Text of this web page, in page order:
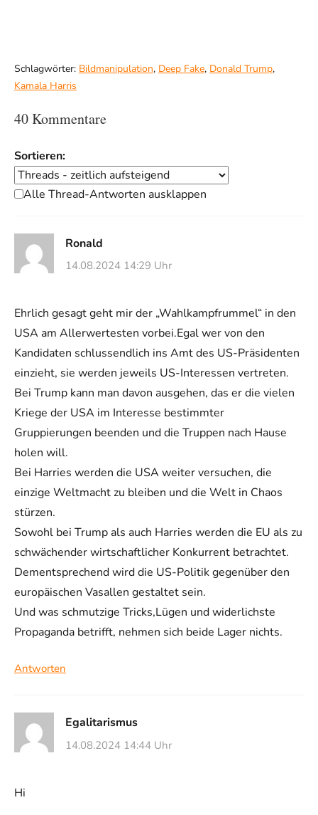
Schlagwörter: Bildmanipulation, Deep Fake, Donald Trump,
Kamala Harris
40 Kommentare
Sortieren:
Alle Thread-Antworten ausklappen
Ronald
14.08.2024 14:29 Uhr
Ehrlich gesagt geht mir der „Wahlkampfrummel“ in den
USA am Allerwertesten vorbei.Egal wer von den
Kandidaten schlussendlich ins Amt des US-Präsidenten
einzieht, sie werden jeweils US-Interessen vertreten.
Bei Trump kann man davon ausgehen, das er die vielen
Kriege der USA im Interesse bestimmter
Gruppierungen beenden und die Truppen nach Hause
holen will.
Bei Harries werden die USA weiter versuchen, die
einzige Weltmacht zu bleiben und die Welt in Chaos
stürzen.
Sowohl bei Trump als auch Harries werden die EU als zu
schwächender wirtschaftlicher Konkurrent betrachtet.
Dementsprechend wird die US-Politik gegenüber den
europäischen Vasallen gestaltet sein.
Und was schmutzige Tricks,Lügen und widerlichste
Propaganda betrifft, nehmen sich beide Lager nichts.
Antworten
Egalitarismus
14.08.2024 14:44 Uhr
Hi